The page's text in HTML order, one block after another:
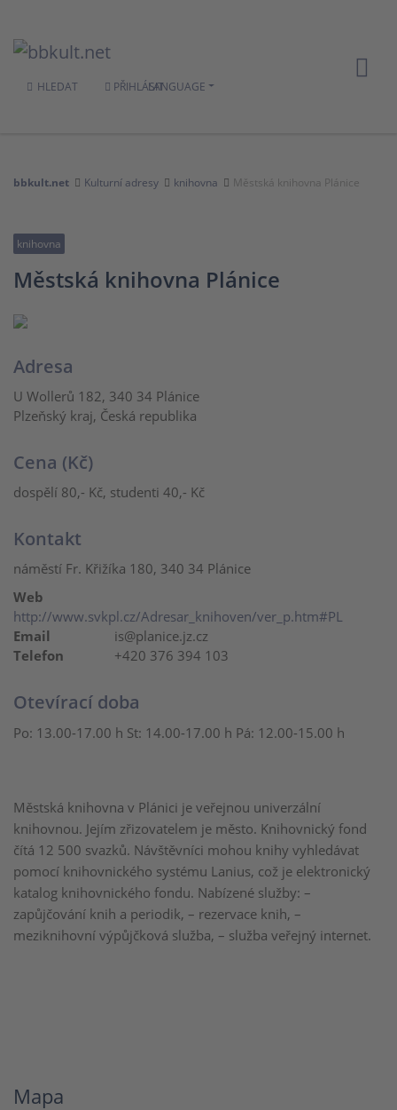
HLEDAT PŘIHLÁSITLANGUAGE
bbkult.net Kulturní adresy knihovna Městská knihovna Plánice
knihovna
Městská knihovna Plánice
Městská knihovna v Plánici je veřejnou univerzální
knihovnou. Jejím zřizovatelem je město. Knihovnický fond
čítá 12 500 svazků. Návštěvníci mohou knihy vyhledávat
pomocí knihovnického systému Lanius, což je elektronický
katalog knihovnického fondu. Nabízené služby: –
zapůjčování knih a periodik, – rezervace knih, –
meziknihovní výpůjčková služba, – služba veřejný internet.
Adresa
U Wollerů 182, 340 34 Plánice
Plzeňský kraj, Česká republika
Cena (Kč)
dospělí 80,- Kč, studenti 40,- Kč
Kontakt
náměstí Fr. Křižíka 180, 340 34 Plánice
Web
http://www.svkpl.cz/Adresar_knihoven/ver_p.htm#PL
Email
is@planice.jz.cz
Telefon
+420 376 394 103
Otevírací doba
Po: 13.00-17.00 h St: 14.00-17.00 h Pá: 12.00-15.00 h
Mapa